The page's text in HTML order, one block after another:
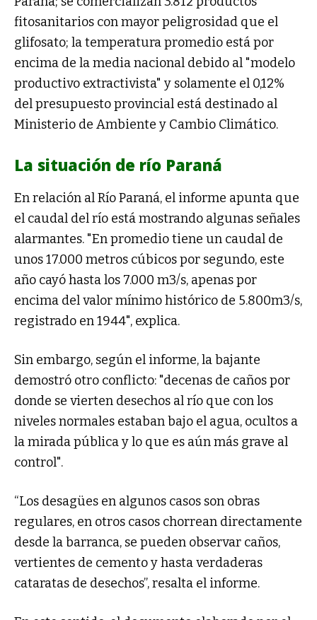
fitosanitarios con mayor peligrosidad que el
glifosato; la temperatura promedio está por
encima de la media nacional debido al "modelo
productivo extractivista" y solamente el 0,12%
del presupuesto provincial está destinado al
Ministerio de Ambiente y Cambio Climático.
La situación de río Paraná
En relación al Río Paraná, el informe apunta que
el caudal del río está mostrando algunas señales
alarmantes. "En promedio tiene un caudal de
unos 17.000 metros cúbicos por segundo, este
año cayó hasta los 7.000 m3/s, apenas por
encima del valor mínimo histórico de 5.800m3/s,
registrado en 1944", explica.
Sin embargo, según el informe, la bajante
demostró otro conflicto: "decenas de caños por
donde se vierten desechos al río que con los
niveles normales estaban bajo el agua, ocultos a
la mirada pública y lo que es aún más grave al
control".
“Los desagües en algunos casos son obras
regulares, en otros casos chorrean directamente
desde la barranca, se pueden observar caños,
vertientes de cemento y hasta verdaderas
cataratas de desechos”, resalta el informe.